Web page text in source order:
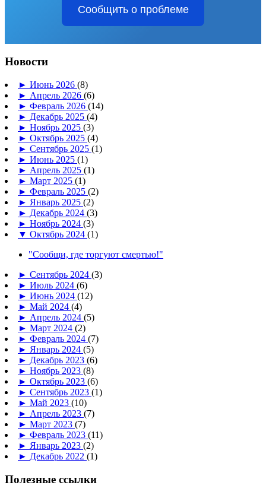
Сообщить о проблеме
Новости
► Июнь 2026 (8)
► Апрель 2026 (6)
► Февраль 2026 (14)
► Декабрь 2025 (4)
► Ноябрь 2025 (3)
► Октябрь 2025 (4)
► Сентябрь 2025 (1)
► Июнь 2025 (1)
► Апрель 2025 (1)
► Март 2025 (1)
► Февраль 2025 (2)
► Январь 2025 (2)
► Декабрь 2024 (3)
► Ноябрь 2024 (3)
▼ Октябрь 2024 (1)
"Сообщи, где торгуют смертью!"
► Сентябрь 2024 (3)
► Июль 2024 (6)
► Июнь 2024 (12)
► Май 2024 (4)
► Апрель 2024 (5)
► Март 2024 (2)
► Февраль 2024 (7)
► Январь 2024 (5)
► Декабрь 2023 (6)
► Ноябрь 2023 (8)
► Октябрь 2023 (6)
► Сентябрь 2023 (1)
► Май 2023 (10)
► Апрель 2023 (7)
► Март 2023 (7)
► Февраль 2023 (11)
► Январь 2023 (2)
► Декабрь 2022 (1)
Полезные ссылки